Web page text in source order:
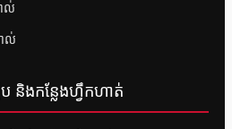
ល់
ល់
និងកន្លែងហ្វឹកហាត់